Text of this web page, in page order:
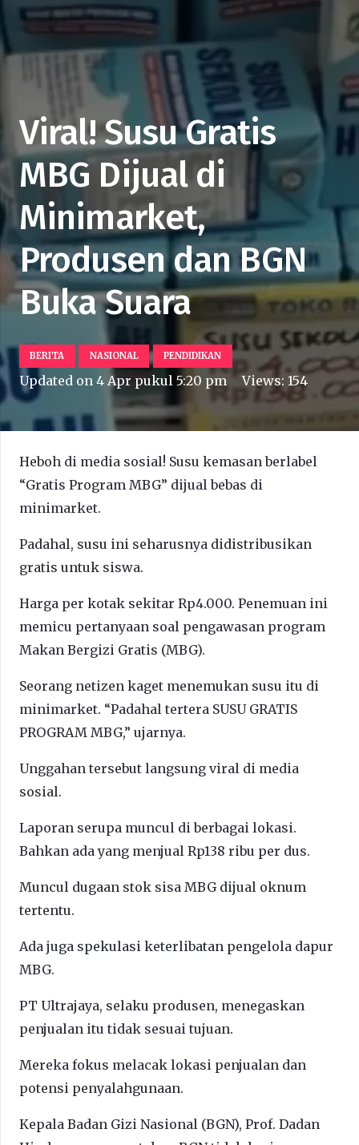
Viral! Susu Gratis
MBG Dijual di
Minimarket,
Produsen dan BGN
Buka Suara
BERITA NASIONAL PENDIDIKAN
Updated on 4 Apr pukul 5:20 pm Views:154
Heboh di media sosial! Susu kemasan berlabel
“Gratis Program MBG” dijual bebas di
minimarket.
Padahal, susu ini seharusnya didistribusikan
gratis untuk siswa.
Harga per kotak sekitar Rp4.000. Penemuan ini
memicu pertanyaan soal pengawasan program
Makan Bergizi Gratis (MBG).
Seorang netizen kaget menemukan susu itu di
minimarket. “Padahal tertera SUSU GRATIS
PROGRAM MBG,” ujarnya.
Unggahan tersebut langsung viral di media
sosial.
Laporan serupa muncul di berbagai lokasi.
Bahkan ada yang menjual Rp138 ribu per dus.
Muncul dugaan stok sisa MBG dijual oknum
tertentu.
Ada juga spekulasi keterlibatan pengelola dapur
MBG.
PT Ultrajaya, selaku produsen, menegaskan
penjualan itu tidak sesuai tujuan.
Mereka fokus melacak lokasi penjualan dan
potensi penyalahgunaan.
Kepala Badan Gizi Nasional (BGN), Prof. Dadan